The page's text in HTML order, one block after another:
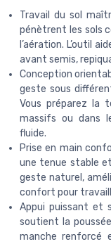
Travail du sol
pénètrent les sols
l’aération. L’outil
avant semis,
Conception
geste sous
Vous préparez la
massifs ou dans
fluide.
Prise en main
une tenue stable
geste naturel,
confort pour
Appui puissant et
soutient la
manche renforcé